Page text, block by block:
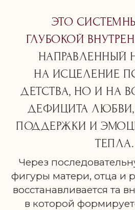
ЭТО
ГЛУБОКОЙ
НАПРАВЛЕННЫЙ
НА ИСЦЕЛЕНИЕ
ДЕТСТВА, НО И НА
ДЕФИЦИТА
ПОДДЕРЖКИ И
ТЕПЛА.
Через
фигуры матери, отца и
восстанавливается та
в которой